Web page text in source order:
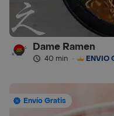
Dame Ramen
40 min · ENVÍO
Envío Gratis